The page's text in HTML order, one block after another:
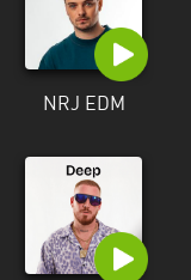
NRJ EDM